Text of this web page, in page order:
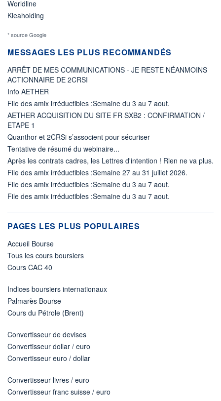
Worldline
Kleaholding
* source Google
MESSAGES LES PLUS RECOMMANDÉS
ARRÊT DE MES COMMUNICATIONS - JE RESTE NÉANMOINS
ACTIONNAIRE DE 2CRSI
Info AETHER
File des amix irréductibles :Semaine du 3 au 7 aout.
AETHER ACQUISITION DU SITE FR SXB2 : CONFIRMATION /
ETAPE 1
Quanthor et 2CRSi s’associent pour sécuriser
Tentative de résumé du webinaire...
Après les contrats cadres, les Lettres d'intention ! Rien ne va plus.
File des amix irréductibles :Semaine 27 au 31 juillet 2026.
File des amix irréductibles :Semaine du 3 au 7 aout.
File des amix irréductibles :Semaine du 3 au 7 aout.
PAGES LES PLUS POPULAIRES
Accueil Bourse
Tous les cours boursiers
Cours CAC 40
Indices boursiers internationaux
Palmarès Bourse
Cours du Pétrole (Brent)
Convertisseur de devises
Convertisseur dollar / euro
Convertisseur euro / dollar
Convertisseur livres / euro
Convertisseur franc suisse / euro